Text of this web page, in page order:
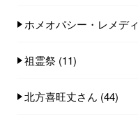
ホメオパシー・レメディ
祖霊祭 (11)
北方喜旺丈さん (44)